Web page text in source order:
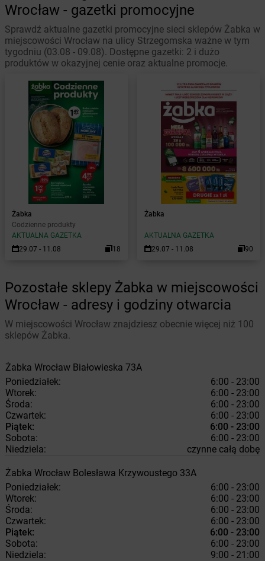
Wrocław - gazetki promocyjne
Sprawdź aktualne gazetki promocyjne sieci sklepów Żabka w
miejscowości Wrocław na ulicy Strzegomska ważne w tym
tygodniu (03.08 - 09.08). Dostępne gazetki: 2 i dużo
produktów w okazyjnej cenie oraz aktualne promocje.
Żabka
Codzienne produkty
AKTUALNA GAZETKA
29.07 - 11.08
18
Żabka
AKTUALNA GAZETKA
29.07 - 11.08
90
Pozostałe sklepy Żabka w miejscowości
Wrocław - adresy i godziny otwarcia
W miejscowości Wrocław znajdziesz obecnie więcej niż 100
sklepów Żabka.
Żabka Wrocław Białowieska 73A
Poniedziałek:
6:00 - 23:00
Wtorek:
6:00 - 23:00
Środa:
6:00 - 23:00
Czwartek:
6:00 - 23:00
Piątek:
6:00 - 23:00
Sobota:
6:00 - 23:00
Niedziela:
czynne całą dobę
Żabka Wrocław Bolesława Krzywoustego 33A
Poniedziałek:
6:00 - 23:00
Wtorek:
6:00 - 23:00
Środa:
6:00 - 23:00
Czwartek:
6:00 - 23:00
Piątek:
6:00 - 23:00
Sobota:
6:00 - 23:00
Niedziela:
9:00 - 21:00